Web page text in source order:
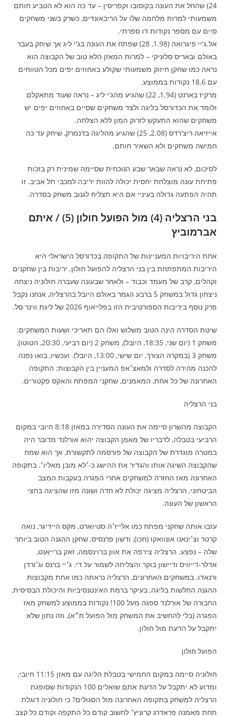
24) שהחל את העונה בקוסובו וקפריסין – עד כה הוא לא הטביע חותם
משמעותי למרות מלחמה שלו על הריבאונדים, כשרק בשני משחקים
סיים עם מספר נקודות דו ספרתי.
אל.ג'יי פיגרואה (1.98, 28) שפתח את העונה בג'י ליג אך שיחק בעבר
באולם ובאריס סלוניקי – למרות המאזן הלא טוב של הקבוצה הוא
נראה כמו שחקן חיזוק משמעותי שקולע באחוזים יפים מכל הטווחים
עם 18.6 נקודות בממוצע.
מרקיז בארנט (1.94, 22) שהגיע מהג'י ליג – נראה שעוד מתאקלם
ולומד את הכדורסל בליגה ולצד משחקים שסיים באחוזים יפים יש
משחקים שהוא התעקש לזרוק המון ללא הצלחה.
אייזיאה ריצ'רדס (2.08, 25) שהגיע מהליגה בדנמרק, שיחק עד כה
חמישה משחקים ולא השאיר חותם.
לסיכום, לא נראה שבאר שבע הנוכחית שסיימה שמינית רק בזכות
פתיחת עונה מוצלחת יחסית יכולה להוות יריבה למכבי תל אביב. זו
תהיה הפתעה גדולה בעיניי אם היא תצליח לגנוב משחק בסדרה.
בני הרצליה (4) מול הפועל חולון (5) / איתם
אברמוביץ
אחת היריבויות המעניינות של התקופה בכדורסל הישראלי היא
היריבות המתפתחת בין בני הרצליה להפועל חולון. יריבות בין שחקנים
וקהלים, קרב של מעמד וכבוד – ולאחר שבעונה שעברה חולוניה ניצחה
ניצחון גדול במשחק 5 ברבע הגמר באולם היובל בהרצליה, אנחנו נקבל
פרק נוסף ביריבות הספורטיבית הזו בפלייאוף 2026 של ליגת ווינר סל.
שיטת הסדרה הינה הטוב משלוש ואלו הם תאריכי ושעות המשחקים:
משחק 1 (יום שני, 18:35, היובל), משחק 2 (יום רביעי, 20:30, הטוטו),
משחק 3 (במקרה הצורך, יום שישי, 13:00, היובל). ועכשיו, בואו נפנה
להכנה מהירה לסדרה ולמאצ׳אפ המעניין בין הקבוצות: התקופה
האחרונה של כל אחת, המאמנים, שחקני המפתח והאקס פקטורים.
בני הרצליה
הקבוצה מהשרון סיימה את העונה הסדירה במאזן 8:18 חיובי במקום
הרביעי בטבלה, לדבריו של מאמן הקבוצה יהוא אורלנד מדובר היה
במטרה מוגדרת של הקבוצה של פורסמה לתקשורת, אך הוא שמח
שהקבוצה השיגה אותו והגדיר את ההישג כ-׳לא מובן מאליו׳. בתקופה
האחרונה מאז החזרה למשחקים אחרי הפגרה בעקבות המצב
הביטחוני, הרצליה מציגה יכולת לא חדה ושונה מזו שהציגה בחצי
הראשון של העונה.
עזבו אותה שחקני מפתח כמו אלייז׳ה סטיוארט, מקס היידיגר, נואה
קרטר וצ׳ינאנו אונוואקו (חכו), ודשון פרנסיס, שחקן ההגנה הטוב ביותר
שלה – נפצע. הרצליה צירפה את אוון ברוינסמה, זאק ברייאנט,
אדלר-דייוויס ודיישון בוקר והצליחה לשמור על די. ג׳יי ברנס וג׳ורדן
ורנאדו. במשחקים האחרונים, הרצליה נראתה כמו אחת מקבוצות
ההגנה החלשות בליגה, בעיקר ברמת האינטנסיביות והיכולת הבסיסית,
החבורה של אורלנד ספגה מעל 100! נקודות בממוצע למשחק מאז
הפגרה (בלי להחשיב את המשחק מול הפועל ת״א), וזה נתון שלא
יתקבל על הדעת מול חולון.
הפועל חולון
חולוניה סיימה במקום החמישי בטבלת הליגה עם מאזן 11:15 חיובי,
ומדוע לא יתקבל על הדעת אתם שואלים 100 הנקודות שסופגת
הרצליה למשחק בתקופה האחרונה מול הסגולים? כי חולוניה דוגלת
תחת מאמנה פראדרג קרוניץ׳ לחשוב קודם כל התקפה וקודם כל קצב